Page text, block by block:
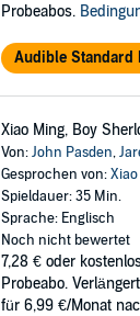
Probeabos.
Audible Standard
Xiao Ming, Boy
Von:John Pasden,
Gesprochen von:
Spieldauer: 35 Min.
Sprache: Englisch
Noch nicht bewertet
7,28 € oder
Probeabo.
für 6,99 €/Monat